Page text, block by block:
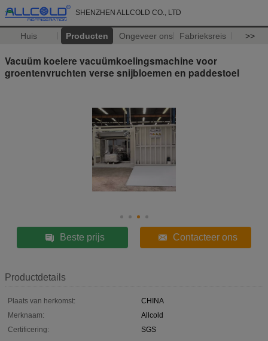
SHENZHEN ALLCOLD CO., LTD
Huis Producten Ongeveer ons Fabrieksreis >>
Vacuüm koelere vacuümkoelingsmachine voor
groentenvruchten verse snijbloemen en paddestoel
Beste prijs Contacteer ons
Productdetails
Plaats van herkomst:
CHINA
Merknaam:
Allcold
Certificering:
SGS